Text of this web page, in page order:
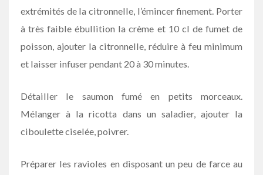
extrémités de la citronnelle, l’émincer finement. Porter
à très faible ébullition la crème et 10 cl de fumet de
poisson, ajouter la citronnelle, réduire à feu minimum
et laisser infuser pendant 20 à 30 minutes.
Détailler le saumon fumé en petits morceaux.
Mélanger à la ricotta dans un saladier, ajouter la
ciboulette ciselée, poivrer.
Préparer les ravioles en disposant un peu de farce au